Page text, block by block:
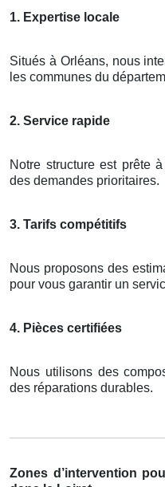
1. Expertise locale
Situés à Orléans, nous
les communes du
2. Service rapide
Notre structure est prête
des demandes prioritaires.
3. Tarifs compétitifs
Nous proposons des
pour vous garantir un
4. Pièces certifiées
Nous utilisons des
des réparations durables.
Zones d’intervention